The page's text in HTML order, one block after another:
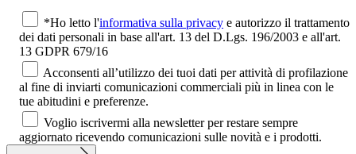
*Ho letto l'informativa sulla privacy e autorizzo il trattamento
dei dati personali in base all'art. 13 del D.Lgs. 196/2003 e all'art.
13 GDPR 679/16
Acconsenti all’utilizzo dei tuoi dati per attività di profilazione
al fine di inviarti comunicazioni commerciali più in linea con le
tue abitudini e preferenze.
Voglio iscrivermi alla newsletter per restare sempre
aggiornato ricevendo comunicazioni sulle novità e i prodotti.